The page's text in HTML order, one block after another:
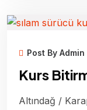
Post By Admin
Kurs
Altındağ /